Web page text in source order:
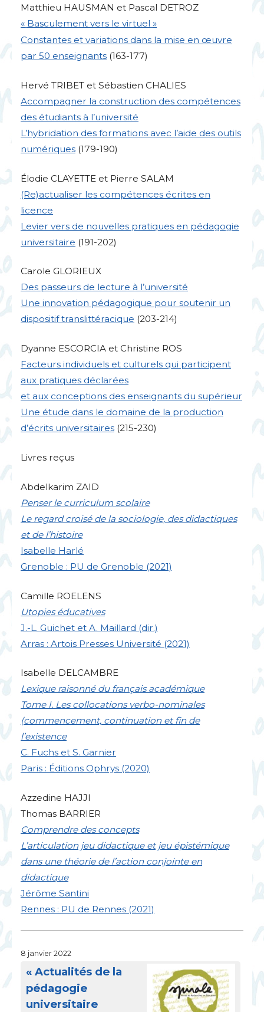
Matthieu HAUSMAN et Pascal DETROZ
« Basculement vers le virtuel »
Constantes et variations dans la mise en œuvre
par 50 enseignants (163-177)
Hervé TRIBET et Sébastien CHALIES
Accompagner la construction des compétences
des étudiants à l’université
L’hybridation des formations avec l’aide des outils
numériques (179-190)
Élodie CLAYETTE et Pierre SALAM
(Re)actualiser les compétences écrites en
licence
Levier vers de nouvelles pratiques en pédagogie
universitaire (191-202)
Carole GLORIEUX
Des passeurs de lecture à l’université
Une innovation pédagogique pour soutenir un
dispositif translittéracique (203-214)
Dyanne ESCORCIA et Christine ROS
Facteurs individuels et culturels qui participent
aux pratiques déclarées
et aux conceptions des enseignants du supérieur
Une étude dans le domaine de la production
d’écrits universitaires (215-230)
Livres reçus
Abdelkarim ZAID
Penser le curriculum scolaire
Le regard croisé de la sociologie, des didactiques
et de l’histoire
Isabelle Harlé
Grenoble : PU de Grenoble (2021)
Camille ROELENS
Utopies éducatives
J.-L. Guichet et A. Maillard (dir.)
Arras : Artois Presses Université (2021)
Isabelle DELCAMBRE
Lexique raisonné du français académique
Tome I. Les collocations verbo-nominales
(commencement, continuation et fin de
l’existence
C. Fuchs et S. Garnier
Paris : Éditions Ophrys (2020)
Azzedine HAJJI
Thomas BARRIER
Comprendre des concepts
L’articulation jeu didactique et jeu épistémique
dans une théorie de l’action conjointe en
didactique
Jérôme Santini
Rennes : PU de Rennes (2021)
8 janvier 2022
« Actualités de la
pédagogie
universitaire